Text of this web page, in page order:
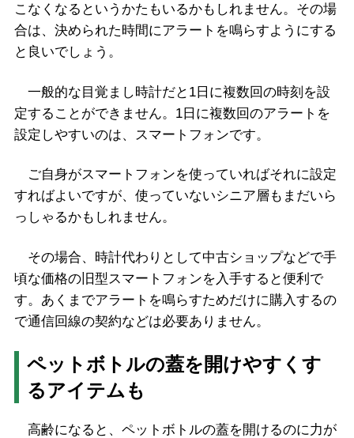
こなくなるというかたもいるかもしれません。その場
合は、決められた時間にアラートを鳴らすようにする
と良いでしょう。
一般的な目覚まし時計だと1日に複数回の時刻を設
定することができません。1日に複数回のアラートを
設定しやすいのは、スマートフォンです。
ご自身がスマートフォンを使っていればそれに設定
すればよいですが、使っていないシニア層もまだいら
っしゃるかもしれません。
その場合、時計代わりとして中古ショップなどで手
頃な価格の旧型スマートフォンを入手すると便利で
す。あくまでアラートを鳴らすためだけに購入するの
で通信回線の契約などは必要ありません。
ペットボトルの蓋を開けやすくす
るアイテムも
高齢になると、ペットボトルの蓋を開けるのに力が